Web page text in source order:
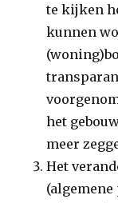
te kijken
kunnen
het
meer
Het